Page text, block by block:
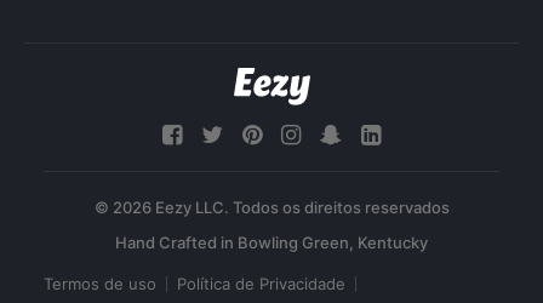
© 2026 Eezy LLC. Todos os direitos reservados
Termos de uso Política de Privacidade